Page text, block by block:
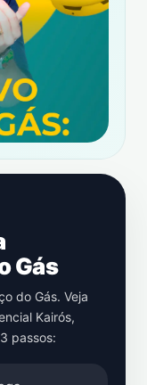
Gás
do Gás. Veja
Kairós,
passos: